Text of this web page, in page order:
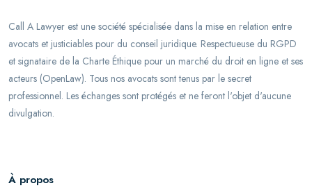
Call A Lawyer est une société spécialisée dans la mise en relation entre
avocats et justiciables pour du conseil juridique. Respectueuse du RGPD
et signataire de la Charte Éthique pour un marché du droit en ligne et ses
acteurs (OpenLaw). Tous nos avocats sont tenus par le secret
professionnel. Les échanges sont protégés et ne feront l'objet d'aucune
divulgation.
À propos